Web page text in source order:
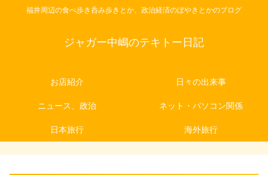
福井周辺の食べ歩き呑み歩きとか、政治経済のぼやきとかのブログ
ジャガー中嶋のテキトー日記
お店紹介 日々の出来事
ニュース、政治 ネット・パソコン関係
日本旅行 海外旅行